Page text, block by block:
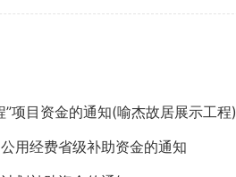
项目资金的通知(喻杰故居展示工程)
用经费省级补助资金的通知